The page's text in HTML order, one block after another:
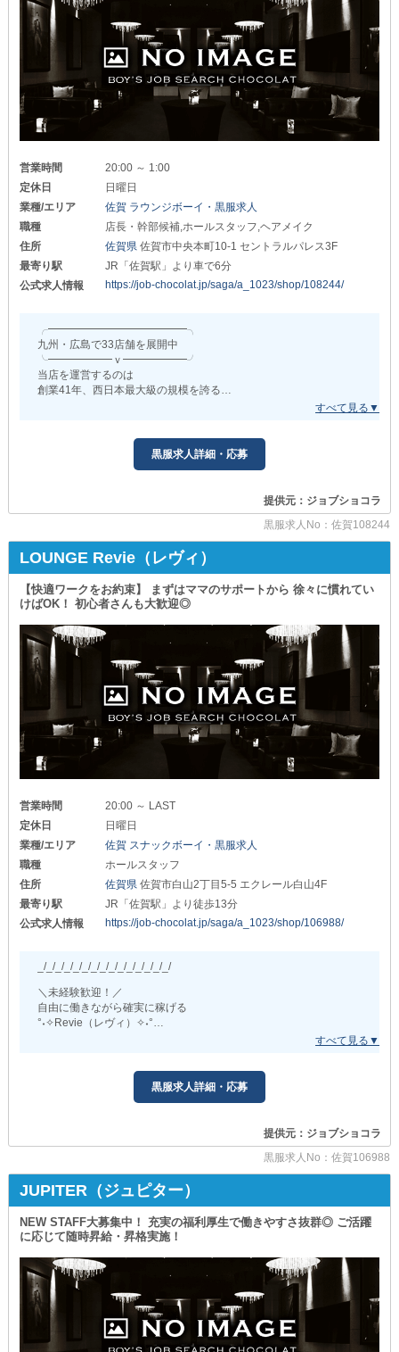
〈ホールスタッフ〉
正社員：月給20～25万円
アルバイト：時給1,500円以上
当店の業務に必要なものは“熱意”のみです。
入社後は研修期間があるため
技術をきちんと身に付けてから
実際のお仕事に移ることができます！
スキルや夜職経験がなくとも努力さえできれば
どんどん給与はUPします。
つまり…
【カトレア】なら基本給の分だけでなく
『それ以上』をすぐに稼げるんです！
▼お財布に優しい待遇の数々▼
①美味しいまかない付き
何よりも自分の体が資本。
特に夜職は不規則な生活になりがちなため
栄養は取れるところで
しっかり摂取していきましょう！
積み重なればかなりの出費に…！
遠方にお住まいの方であればそれは尚更です。
勤務時に必須なスーツは当店で事前にご用意。
そのため、わざわざ新調したり
出勤毎に持ってきたりしなくて大丈夫です！
事前準備0でお仕事を始められます◎
▼将来を見据えたサポート▼
「ゆくゆくは自分のお店を持ちたい」
「責任あるポストに就きたい」
そんな方のために
当店では独立支援制度を採用しています。
輝かしい未来への一歩を
当店から踏み出してみませんか？
/////////////////////////////////////////////////
ぜひお気軽にお問い合わせください。
営業時間
20:00 ～ 1:00
定休日
日曜日
業種/エリア
佐賀 ラウンジボーイ・黒服求人
職種
店長・幹部候補,ホールスタッフ,ヘアメイク
住所
佐賀県佐賀市中央本町10-1 セントラルパレス3F
最寄り駅
JR「佐賀駅」より車で6分
公式求人情報
https://job-chocolat.jp/saga/a_1023/shop/108244/
╭━━━━━━━━━━━━━╮
九州・広島で33店舗を展開中
╰━━━━━━ｖ━━━━━━╯
当店を運営するのは
創業41年、西日本最大級の規模を誇る
豊富な実績とノウハウをもとに
店舗全てで人気を確立してきました。
⇒全て関係ありません。
なぜなら、バックアップ力に自信があるため◎
￣￣￣￣￣￣￣￣￣￣￣￣￣￣￣￣￣￣￣￣￣
接客マナー/営業中の振る舞いなどの基礎から
丁寧にお教えするのでご安心ください。
初心者さんでも心配ありません！
▬▬ι══════════════ι▬▬
サザンクロス佐賀
▬▬ι══════════════ι▬▬
■ 気になる給与システムをご紹介 ■
店長・幹部候補 ホールスタッフ
月給50万円以上 月給30万円以上
上記をベースに、一人ひとりの頑張りに応じて
随時『昇給・昇格』を実施！
さらに『賞与』『売上ボーナス』も加算し
圧倒的な稼ぎやすさをお約束します◎
＞＞空きポスト多数＜＜
事業拡大中の当グループだから
あなたの努力次第では“業界未経験”でも
╭━━━━━━━━━━━╮
アルバイトも大歓迎
╰━━━━━ｖ━━━━━╯
シフトは『週2～3回』でもOKです。
私生活を優先できるので
また、アルバイトからの社員登用の実績も多数あり
▬▬ι══════════════ι▬▬
■ 大手グループだからこその魅力 ■
「夜職業界を健全にしていく」
これを目標としている当体制！
『残業』『飲み営業』『キャッチ＆スカウト行為』
⇒これらは“全て禁止”で徹底しています。
さらに、スタッフが快適に過ごせるよう
『ITシステム業務ツール』を導入◎
黒服求人詳細・応募
提供元：ジョブショコラ
黒服求人No：佐賀108244
LOUNGE Revie（レヴィ）
【快適ワークをお約束】 まずはママのサポートから 徐々に慣れてい
けばOK！ 初心者さんも大歓迎◎
営業時間
20:00 ～ LAST
定休日
日曜日
業種/エリア
佐賀 スナックボーイ・黒服求人
職種
ホールスタッフ
住所
佐賀県佐賀市白山2丁目5-5 エクレール白山4F
最寄り駅
JR「佐賀駅」より徒歩13分
公式求人情報
https://job-chocolat.jp/saga/a_1023/shop/106988/
_/_/_/_/_/_/_/_/_/_/_/_/_/_/_/
＼未経験歓迎！／
自由に働きながら確実に稼げる
°˖✧Revie（レヴィ）✧˖°
「ナイトレジャー業界に挑戦したい」
「もっと高収入を目指したい」
どんな要望にもお応えできる環境をお約束します！
優しいママがいるから居心地も抜群です◎
『どうしたら快適に働けるのか』を
しっかり考えて配慮しています！
◆出勤の自由度も高い！
￣￣￣￣￣￣￣￣￣￣￣￣
自由なシフトで、自分のペースに合わせて働けます。
Wワーク歓迎、土曜だけの勤務もOK！
黒服求人詳細・応募
提供元：ジョブショコラ
黒服求人No：佐賀106988
JUPITER（ジュピター）
NEW STAFF大募集中！ 充実の福利厚生で働きやすさ抜群◎ ご活躍
に応じて随時昇給・昇格実施！